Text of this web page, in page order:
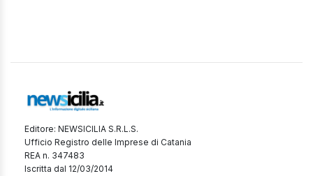
Editore: NEWSICILIA S.R.L.S.
Ufficio Registro delle Imprese di Catania
REA n. 347483
Iscritta dal 12/03/2014